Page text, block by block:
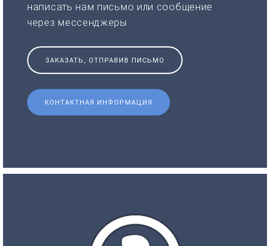
написать нам письмо или сообщение
через мессенджеры
ЗАКАЗАТЬ, ОТПРАВИВ ПИСЬМО
КОНТАКТНАЯ ИНФОРМАЦИЯ